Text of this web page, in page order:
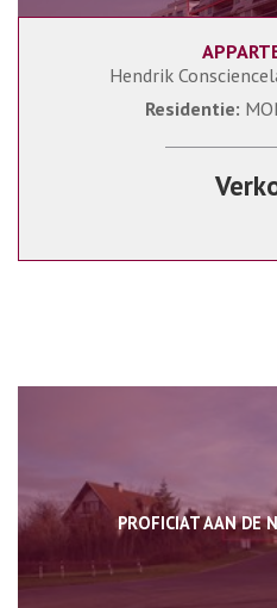
125 m²
Hendrik
Residentie:
PROFICIAT AAN DE